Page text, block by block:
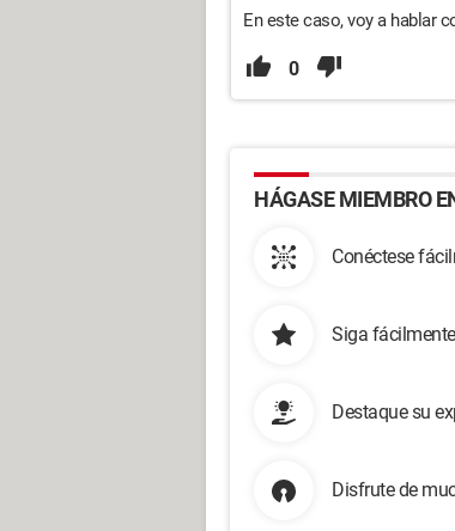
En este caso, voy a hablar
0
HÁGASE MIEMBRO
Conéctese
Siga
Destaque su
Disfrute de